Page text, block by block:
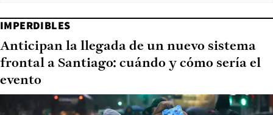
IMPERDIBLES
Anticipan la llegada de un nuevo sistema
frontal a Santiago: cuándo y cómo sería el
evento